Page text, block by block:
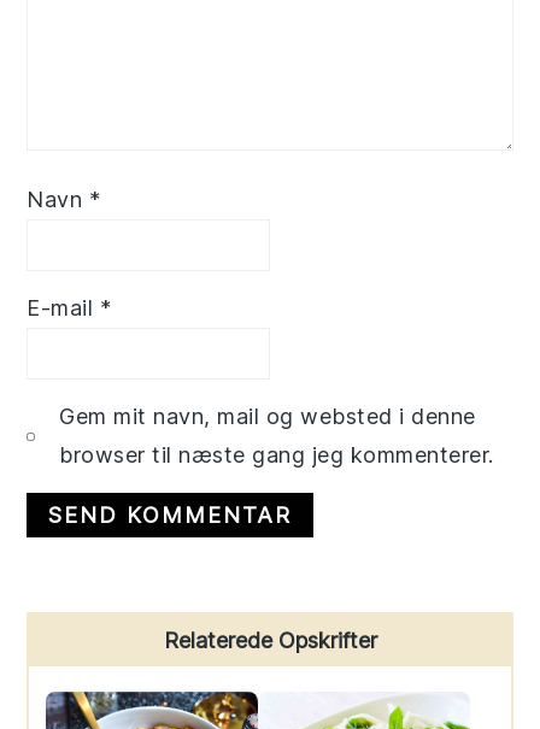
Navn *
E-mail *
Gem mit navn, mail og websted i denne
browser til næste gang jeg kommenterer.
Sidebar
Relaterede Opskrifter